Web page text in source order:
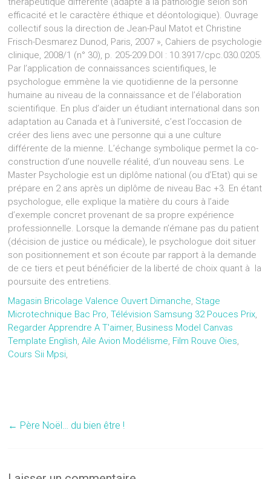
Magasin Bricolage Valence Ouvert Dimanche, Stage
Microtechnique Bac Pro,Télévision Samsung 32 Pouces Prix,
Regarder Apprendre A T'aimer, Business Model Canvas
Template English,Aile Avion Modélisme, Film Rouve Oies,
Cours Sii Mpsi,
← Père Noël… du bien être !